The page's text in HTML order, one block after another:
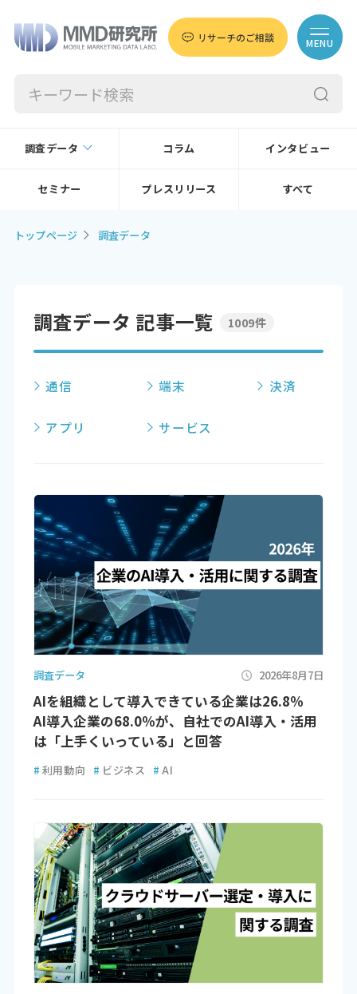
リサーチのご相談 MENU
調査データ コラム インタビュー
セミナー プレスリリース すべて
トップページ 調査データ
調査データ 記事一覧 1009件
通信 端末 決済
アプリ サービス
調査データ 2026年8月7日
AIを組織として導入できている企業は26.8％
AI導入企業の68.0％が、自社でのAI導入・活用
は「上手くいっている」と回答
# 利用動向 # ビジネス # AI